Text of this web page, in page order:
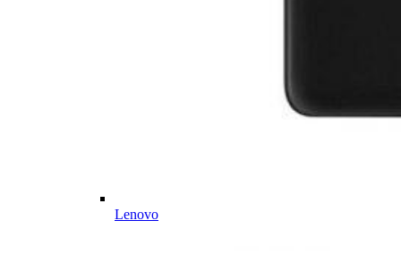
Lenovo